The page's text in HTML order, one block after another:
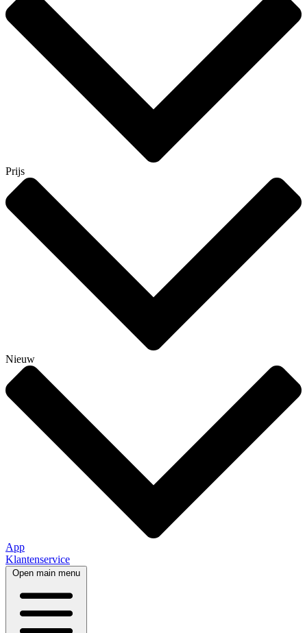
Prijs
Nieuw
App
Klantenservice
Open main menu